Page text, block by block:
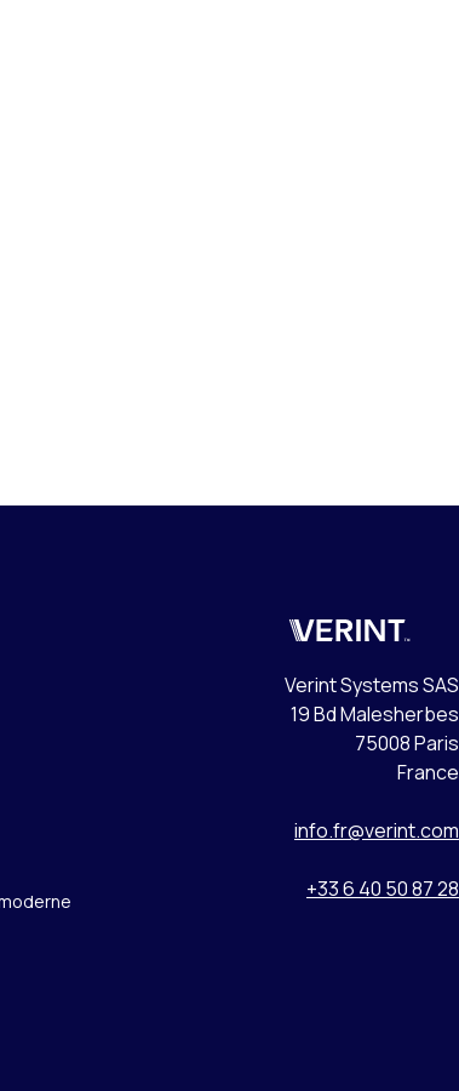
Verint
Verint Systems SAS
19 Bd Malesherbes
75008 Paris
France
info.fr@verint.com
+33 6 40 50 87 28